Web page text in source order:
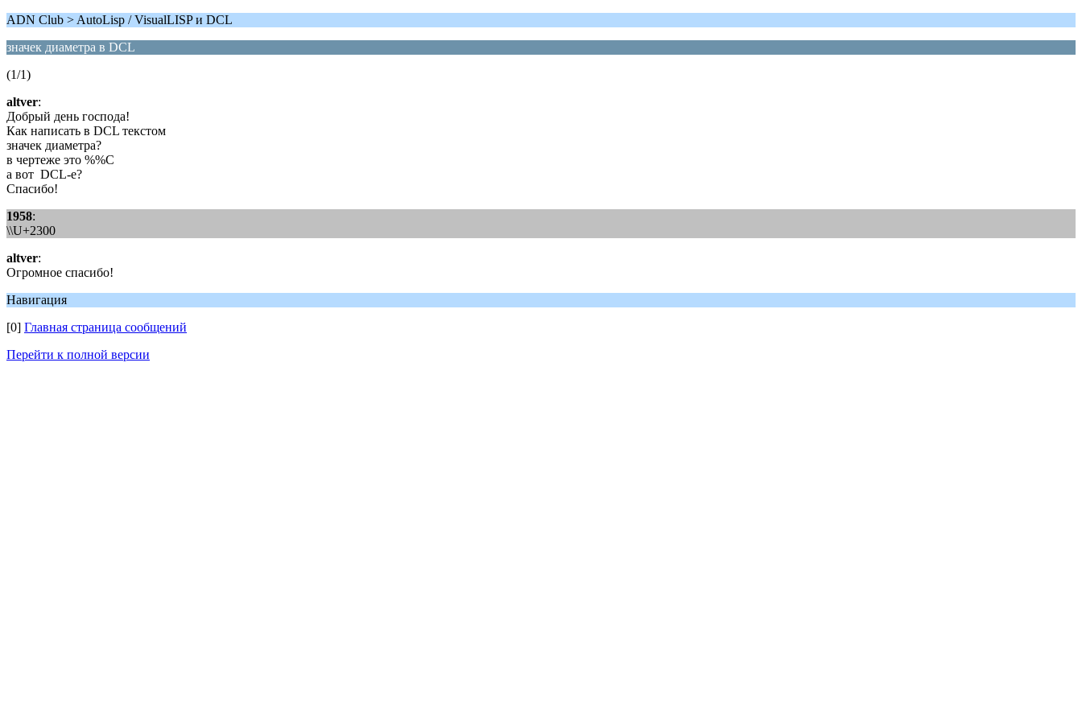
ADN Club > AutoLisp / VisualLISP и DCL
значек диаметра в DCL
(1/1)
altver:
Добрый день господа!
Как написать в DCL текстом
значек диаметра?
в чертеже это %%C
а вот DCL-е?
Спасибо!
1958:
\\U+2300
altver:
Огромное спасибо!
Навигация
[0] Главная страница сообщений
Перейти к полной версии